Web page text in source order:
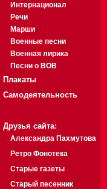
Интернационал
Речи
Марши
Военные песни
Военная лирика
Песни о ВОВ
Плакаты
Самодеятельность
Друзья сайта:
Александра Пахмутова
Ретро Фонотека
Старые газеты
Старый песенник